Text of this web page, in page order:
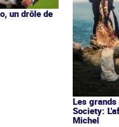
un drôle de
Les
Society:
Michel